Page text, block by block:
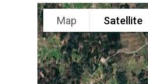
Map Satellite